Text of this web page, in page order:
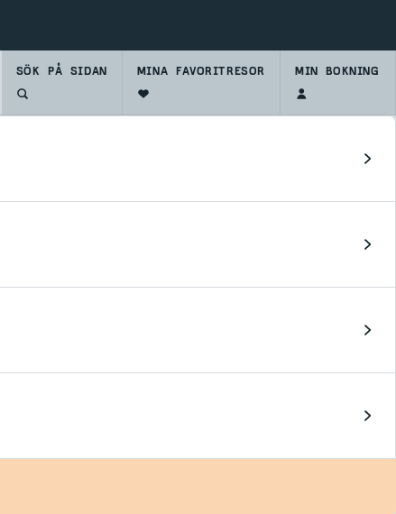
SKIDSHOP
SÖK PÅ SIDAN MINA FAVORITRESOR MIN BOKNING